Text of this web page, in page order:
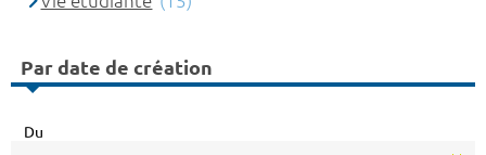
Par date de création
Du